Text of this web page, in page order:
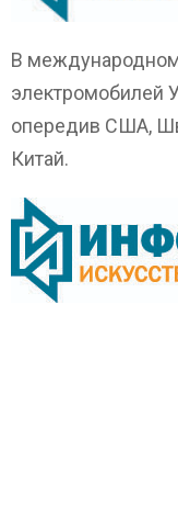
В международном
электромобилей
опередив США,
Китай.